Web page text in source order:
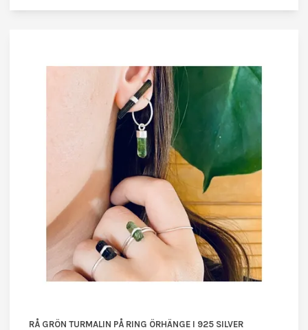
RÅ GRÖN TURMALIN PÅ RING ÖRHÄNGE I 925 SILVER